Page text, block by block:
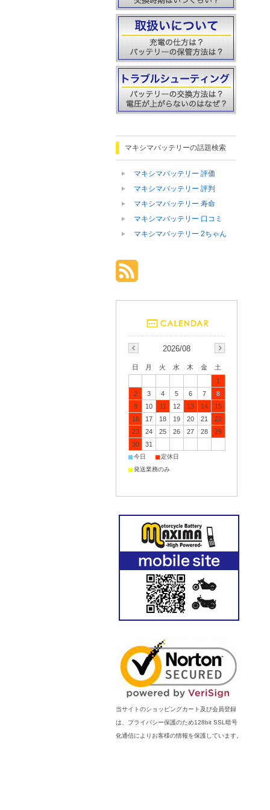
マキシマバッテリーの話題検索
マキシマバッテリー 評価
マキシマバッテリー 評判
マキシマバッテリー 寿命
マキシマバッテリー 口コミ
マキシマバッテリー 2ちゃん
2026/08
日 月 火 水 木 金
土
1
2
3 4 5 6 7
8
9
10 11 12 13 14
15
16
17 18 19 20 21
22
23
24 25 26 27 28
29
30
31
■今日 ■定休日
■発送業務のみ
当サイトのショッピングカート及び会員登録
は、プライバシー保護のため128bit SSL暗号
化通信によりお客様の情報を保護しています。